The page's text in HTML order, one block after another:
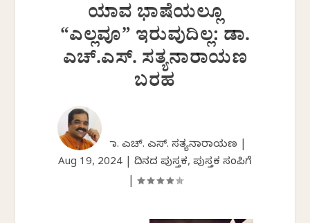
ಯಾವ ಭಾಷೆಯಲ್ಲೂ
“ಎಲ್ಲವೂ” ಇರುವುದಿಲ್ಲ: ಡಾ.
ಎಚ್.ಎಸ್.‌ ಸತ್ಯನಾರಾಯಣ
ಬರಹ
ಡಾ. ಎಚ್. ಎಸ್. ಸತ್ಯನಾರಾಯಣ |
Aug 19, 2024
ದಿನದ ಪುಸ್ತಕ, ಪುಸ್ತಕ ಸಂಪಿಗೆ